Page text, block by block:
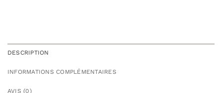
DESCRIPTION
INFORMATIONS COMPLÉMENTAIRES
AVIS (0)